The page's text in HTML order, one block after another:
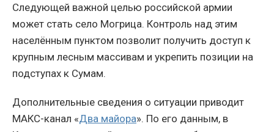
Следующей важной целью российской армии
может стать село Могрица. Контроль над этим
населённым пунктом позволит получить доступ к
крупным лесным массивам и укрепить позиции на
подступах к Сумам.
Дополнительные сведения о ситуации приводит
МАКС-канал «Два майора». По его данным, в